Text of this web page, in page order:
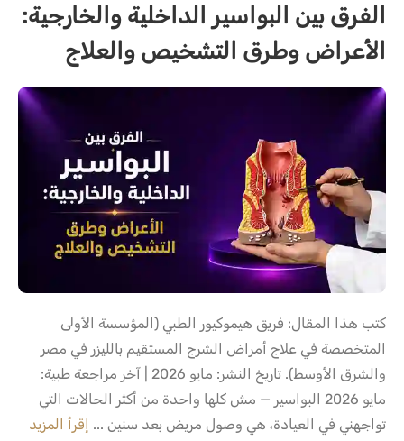
الفرق بين البواسير الداخلية والخارجية:
الأعراض وطرق التشخيص والعلاج
كتب هذا المقال: فريق هيموكيور الطبي (المؤسسة الأولى
المتخصصة في علاج أمراض الشرج المستقيم بالليزر في مصر
والشرق الأوسط). تاريخ النشر: مايو 2026 | آخر مراجعة طبية:
مايو 2026 البواسير — مش كلها واحدة من أكثر الحالات التي
تواجهني في العيادة، هي وصول مريض بعد سنين ... إقرأ المزيد